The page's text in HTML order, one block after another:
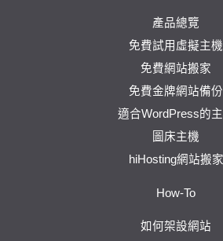
產品總覽
免費試用虛擬主機
免費網站搬家
免費金牌網站備份
適合WordPress的
圖床主機
hiHosting網站搬家
How-To
如何架設網站